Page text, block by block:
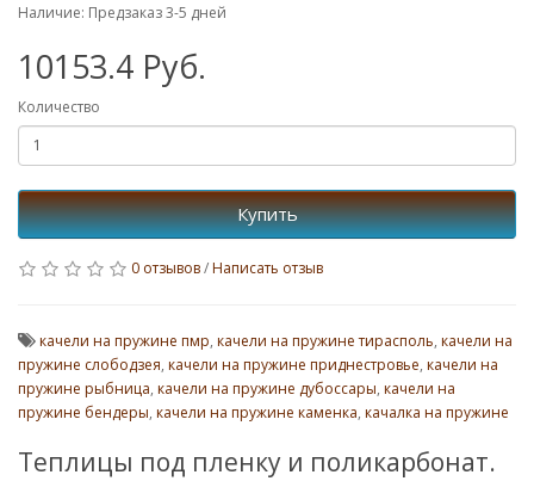
Наличие: Предзаказ 3-5 дней
10153.4 Руб.
Количество
Купить
0 отзывов/Написать отзыв
качели на пружине пмр, качели на пружине тирасполь, качели на
пружине слободзея, качели на пружине приднестровье, качели на
пружине рыбница, качели на пружине дубоссары, качели на
пружине бендеры, качели на пружине каменка, качалка на пружине
Теплицы под пленку и поликарбонат.